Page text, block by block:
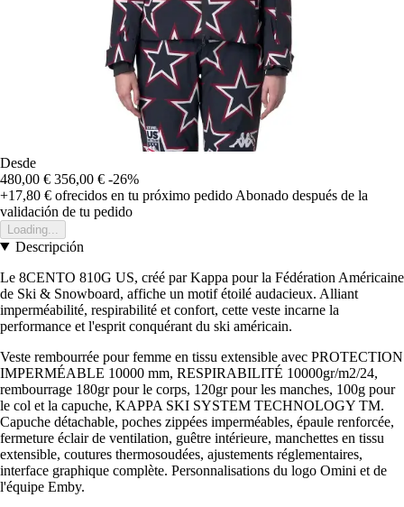
Desde
480,00 € 356,00 € -26%
+17,80 € ofrecidos en tu próximo pedido Abonado después de la
validación de tu pedido
Loading...
Descripción
Le 8CENTO 810G US, créé par Kappa pour la Fédération Américaine
de Ski & Snowboard, affiche un motif étoilé audacieux. Alliant
imperméabilité, respirabilité et confort, cette veste incarne la
performance et l'esprit conquérant du ski américain.
Veste rembourrée pour femme en tissu extensible avec PROTECTION
IMPERMÉABLE 10000 mm, RESPIRABILITÉ 10000gr/m2/24,
rembourrage 180gr pour le corps, 120gr pour les manches, 100g pour
le col et la capuche, KAPPA SKI SYSTEM TECHNOLOGY TM.
Capuche détachable, poches zippées imperméables, épaule renforcée,
fermeture éclair de ventilation, guêtre intérieure, manchettes en tissu
extensible, coutures thermosoudées, ajustements réglementaires,
interface graphique complète. Personnalisations du logo Omini et de
l'équipe Emby.